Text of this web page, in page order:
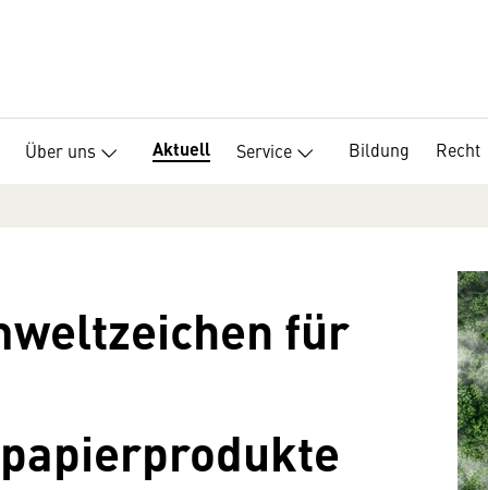
Über uns Aktuell Service Bildung Recht
für